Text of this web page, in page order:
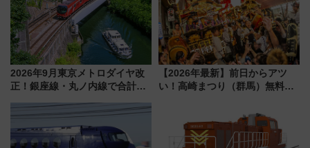
2026年9月東京メトロダイヤ改
正！銀座線・丸ノ内線で合計
【2026年最新】前日からアツ
い！高崎まつり（群馬）無料観